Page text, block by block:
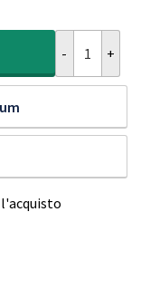
70,00€.
39,95€.